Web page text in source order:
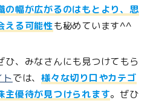
の幅が広がるのはもとより、思
える可能性も秘めています^^
ひ、みなさんにも見つけてもら
トでは、様々な切り口やカテゴ
主優待が見つけられます。ぜひ